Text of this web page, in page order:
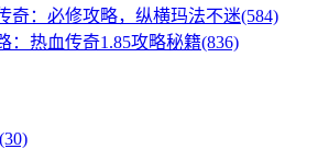
奇：必修攻略，纵横玛法不迷(584)
：热血传奇1.85攻略秘籍(836)
(30)